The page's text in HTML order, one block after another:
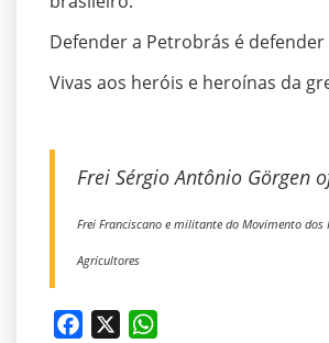
Defender a Petrobrás é defender
Vivas aos heróis e heroínas da
Frei Sérgio Antônio Görgen
Frei Franciscano e militante do Movimento dos
Agricultores
Facebook